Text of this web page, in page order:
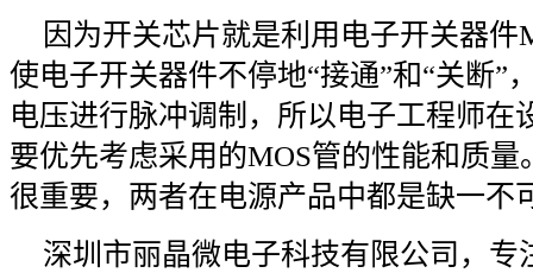
因为开关芯片就是利用电子开关器件
使电子开关器件不停地“接通”和“关断”
电压进行脉冲调制，所以电子工程师在
要优先考虑采用的MOS管的性能和质
很重要，两者在电源产品中都是缺一不
深圳市丽晶微电子科技有限公司，专